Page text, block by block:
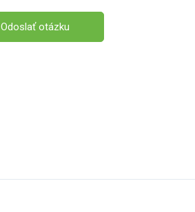
Odoslať otázku